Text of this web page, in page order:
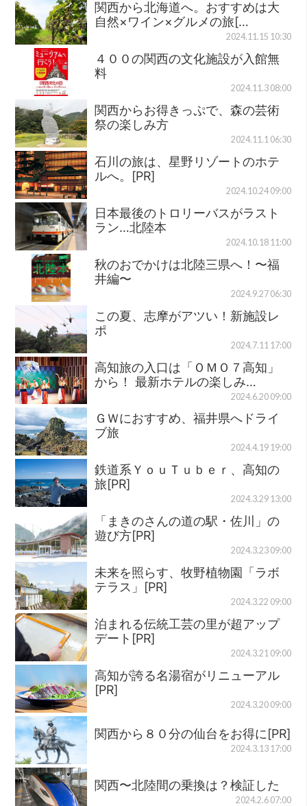
関西から北海道へ。おすすめは大
自然×ワイン×グルメの旅[…
2024.11.15 10:30
４００の関西の文化施設が入館無
料
2024.11.3 08:00
関西からお得きっぷで、森の芸術
祭の楽しみ方
2024.11.1 06:30
石川の旅は、星野リゾートのホテ
ルへ。[PR]
2024.10.24 09:00
日本最後のトロリーバスがラスト
ラン…北陸本
2024.10.18 11:00
秋のおでかけは北陸三県へ！〜福
井編〜
2024.9.27 06:30
この夏、志摩がアツい！新施設レ
ポ
2024.7.11 17:00
高知旅の入口は「ＯＭＯ７高知」
から！ 最新ホテルの楽しみ…
2024.6.20 09:00
ＧＷにおすすめ、福井県へドライ
ブ旅
2024.4.19 19:00
鉄道系ＹｏｕＴｕｂｅｒ、高知の
旅[PR]
2024.3.29 13:00
「まきのさんの道の駅・佐川」の
遊び方[PR]
2024.3.23 09:00
未来を照らす、牧野植物園「ラボ
テラス」[PR]
2024.3.22 09:00
泊まれる伝統工芸の里が超アップ
デート[PR]
2024.3.21 09:00
高知が誇る名湯宿がリニューアル
[PR]
2024.3.20 09:00
関西から８０分の仙台をお得に[PR]
2024.3.13 17:00
関西〜北陸間の乗換は？検証した
2024.2.6 07:00